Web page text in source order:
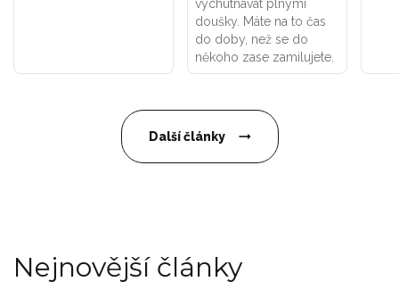
vychutnávat plnými
doušky. Máte na to čas
do doby, než se do
někoho zase zamilujete.
Další články
Nejnovější články